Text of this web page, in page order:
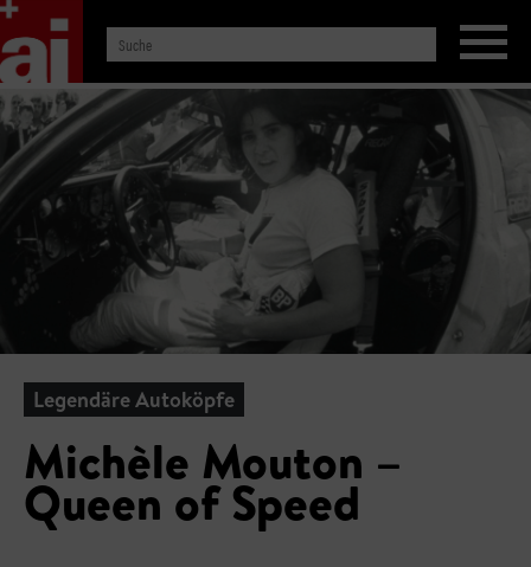
Legendäre Autoköpfe
Michèle Mouton –
Queen of Speed